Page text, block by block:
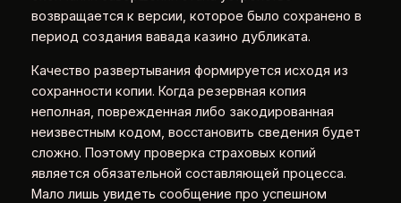
возвращается к версии, которое было сохранено в
период создания вавада казино дубликата.
Качество развертывания формируется исходя из
сохранности копии. Когда резервная копия
неполная, поврежденная либо закодированная
неизвестным кодом, восстановить сведения будет
сложно. Поэтому проверка страховых копий
является обязательной составляющей процесса.
Мало лишь увидеть сообщение про успешном